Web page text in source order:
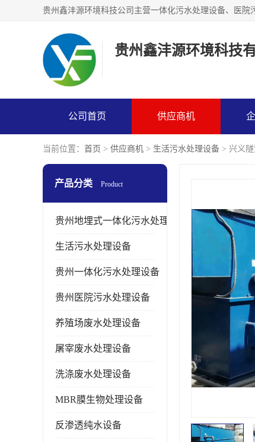
贵州鑫沣源环境科技
公司首页 供应商机
当前位置： 首页 > 供应商机 > 生活污水处理设备 > 兴义
产品分类 Product
贵州地埋式一体化污水处理设备
生活污水处理设备
贵州一体化污水处理设备
贵州医院污水处理设备
养殖场废水处理设备
屠宰废水处理设备
洗涤废水处理设备
MBR膜生物处理设备
反渗透纯水设备